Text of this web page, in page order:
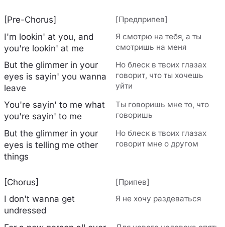
[Pre-Chorus] [Предприпев]
I'm lookin' at you, and
you're lookin' at me
Я смотрю на тебя, а ты
смотришь на меня
But the glimmer in your
eyes is sayin' you wanna
leave
Но блеск в твоих глазах
говорит, что ты хочешь
уйти
You're sayin' to me what
you're sayin' to me
Ты говоришь мне то, что
говоришь
But the glimmer in your
eyes is telling me other
things
Но блеск в твоих глазах
говорит мне о другом
[Chorus] [Припев]
I don't wanna get
undressed
Я не хочу раздеваться